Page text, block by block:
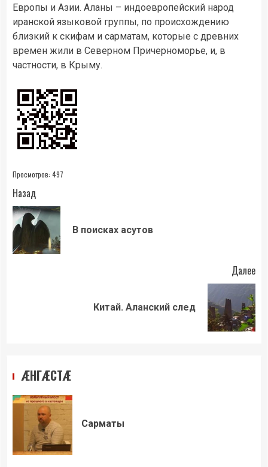
Европы и Азии. Аланы – индоевропейский народ
иранской языковой группы, по происхождению
близкий к скифам и сарматам, которые с древних
времен жили в Северном Причерноморье, и, в
частности, в Крыму.
Просмотров: 497
Продолжить
чтение
Назад
В поисках асутов
Далее
Китай. Аланский след
ÆНГÆСТÆ
Сарматы